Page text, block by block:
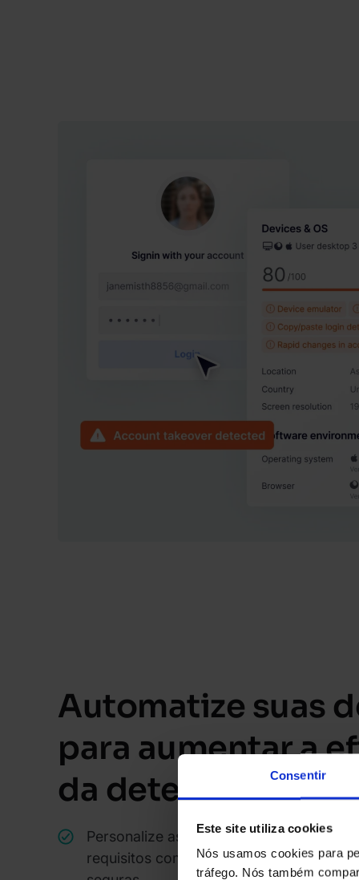
Consentir
Este site utiliza cookies
Nós usamos cookies para
tráfego. Nós também
Automatize suas
para aumentar a
da detecção
Personalize as pontuações de risco
requisitos comerciais para manter as